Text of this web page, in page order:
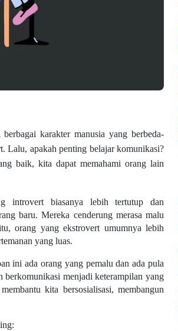
karakter manusia yang berbeda-
Lalu, apakah penting belajar komunikasi?
baik, kita dapat memahami orang lain
introvert biasanya lebih tertutup dan
baru. Mereka cenderung merasa malu
orang yang ekstrovert umumnya lebih
yang luas.
ini ada orang yang pemalu dan ada pula
menjadi keterampilan yang
kita bersosialisasi, membangun